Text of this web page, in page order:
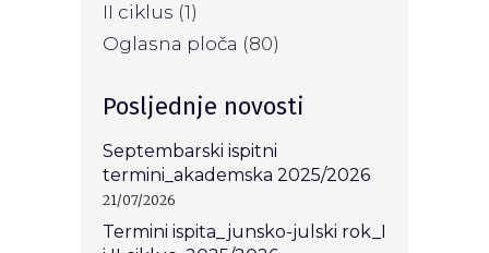
II ciklus (1)
Oglasna ploča (80)
Posljednje novosti
Septembarski ispitni
termini_akademska 2025/2026
21/07/2026
Termini ispita_junsko-julski rok_I